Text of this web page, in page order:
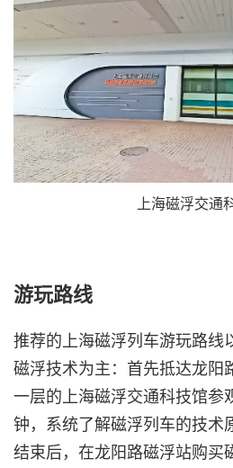
上海磁浮交通
游玩路线
推荐的上海磁浮列车游玩路线
磁浮技术为主：首先抵达龙阳
一层的上海磁浮交通科技馆参
钟，系统了解磁浮列车的技术
结束后，在龙阳路磁浮站购买